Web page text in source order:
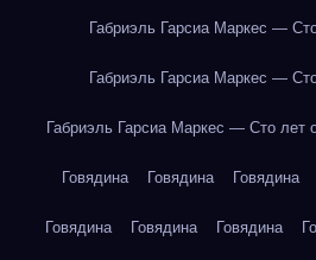
Габриэль Гарсиа Маркес —
Габриэль Гарсиа Маркес —
Габриэль Гарсиа Маркес — Сто лет
Говядина Говядина Говядина
Говядина Говядина Говядина